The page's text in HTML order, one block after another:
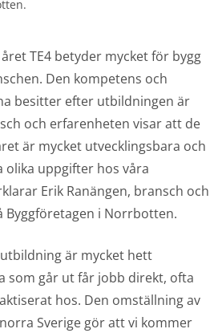
TE4 betyder mycket för bygg
Den kompetens och
besitter efter utbildningen är
och erfarenheten visar att de
är mycket utvecklingsbara och
olika uppgifter hos våra
Erik Ranängen, bransch och
Byggföretagen i Norrbotten.
är mycket hett
som går ut får jobb direkt, ofta
hos. Den omställning av
Sverige gör att vi kommer